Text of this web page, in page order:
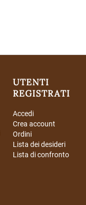
UTENTI
REGISTRATI
Accedi
Crea account
Ordini
Lista dei desideri
Lista di confronto